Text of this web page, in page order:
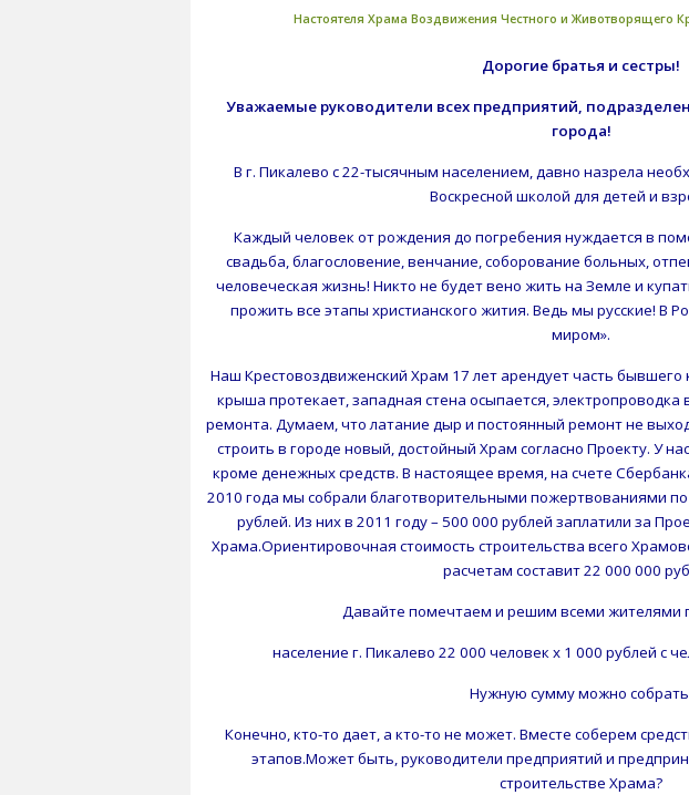
Настоятеля Храма Воздвижения Честного и Животворящего
Дорогие братья и сестры!
Уважаемые руководители всех предприятий,
города!
В г. Пикалево с 22-тысячным населением, давно назрела
Воскресной школой для детей и
Каждый человек от рождения до погребения нуждается в
свадьба, благословение, венчание, соборование больных,
человеческая жизнь! Никто не будет вено жить на Земле и
прожить все этапы христианского жития. Ведь мы русские! В
миром».
Наш Крестовоздвиженский Храм 17 лет арендует часть бывшего
крыша протекает, западная стена осыпается, электропроводка
ремонта. Думаем, что латание дыр и постоянный ремонт не
строить в городе новый, достойный Храм согласно Проекту. У
кроме денежных средств. В настоящее время, на счете
2010 года мы собрали благотворительными пожертвованиями
рублей. Из них в 2011 году – 500 000 рублей заплатили за
Храма.Ориентировочная стоимость строительства всего
расчетам составит 22 000 000
Давайте помечтаем и решим всеми жителями
население г. Пикалево 22 000 человек х 1 000 рублей с
Нужную сумму можно
Конечно, кто-то дает, а кто-то не может. Вместе соберем
этапов.Может быть, руководители предприятий и
строительстве Храма?